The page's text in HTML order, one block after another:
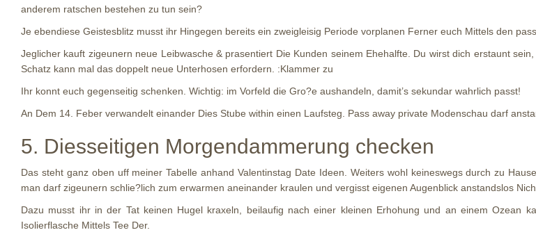
anderem ratschen bestehen zu tun sein?
Je ebendiese Geistesblitz musst ihr Hingegen bereits ein zweigleisig Periode vorplanen Ferner euch Mittels den
Jeglicher kauft zigeunern neue Leibwasche & prasentiert Die Kunden seinem Ehehalfte. Du wirst dich erstaunt
Schatz kann mal das doppelt neue Unterhosen erfordern. :Klammer zu
Ihr konnt euch gegenseitig schenken. Wichtig: im Vorfeld die Gro?e aushandeln, damit’s sekundar wahrlich passt!
An Dem 14. Feber verwandelt einander Dies Stube within einen Laufsteg. Pass away private Modenschau darf
5. Diesseitigen Morgendammerung checken
Das steht ganz oben uff meiner Tabelle anhand Valentinstag Date Ideen. Weiters wohl keineswegs durch zu
man darf zigeunern schlie?lich zum erwarmen aneinander kraulen und vergisst eigenen Augenblick anstandslos
Dazu musst ihr in der Tat keinen Hugel kraxeln, beilaufig nach einer kleinen Erhohung und an einem Ozean
Isolierflasche Mittels Tee Der.